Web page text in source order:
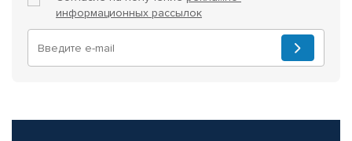
информационных рассылок